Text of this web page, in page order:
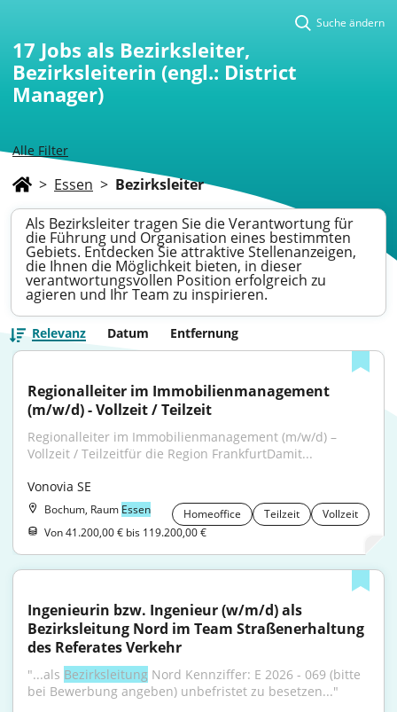
Alle Filter
Suche ändern
17 Jobs als Bezirksleiter,
Bezirksleiterin (engl.: District
Manager)
> Essen > Bezirksleiter
Als Bezirksleiter tragen Sie die Verantwortung für
die Führung und Organisation eines bestimmten
Gebiets. Entdecken Sie attraktive Stellenanzeigen,
die Ihnen die Möglichkeit bieten, in dieser
verantwortungsvollen Position erfolgreich zu
agieren und Ihr Team zu inspirieren.
Relevanz Datum Entfernung
Regionalleiter im Immobilienmanagement
(m/w/d) - Vollzeit / Teilzeit
Regionalleiter im Immobilienmanagement (m/w/d) –
Vollzeit / Teilzeitfür die Region FrankfurtDamit...
Vonovia SE
Bochum, Raum Essen Homeoffice Teilzeit
Vollzeit
Von 41.200,00 € bis 119.200,00 €
Ingenieurin bzw. Ingenieur (w/m/d) als
Bezirksleitung Nord im Team Straßenerhaltung
des Referates Verkehr
"...als Bezirksleitung Nord Kennziffer: E 2026 - 069 (bitte
bei Bewerbung angeben) unbefristet zu besetzen..."